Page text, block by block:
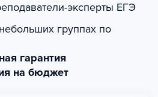
эксперты ЕГЭ
группах по
гарантия
на бюджет